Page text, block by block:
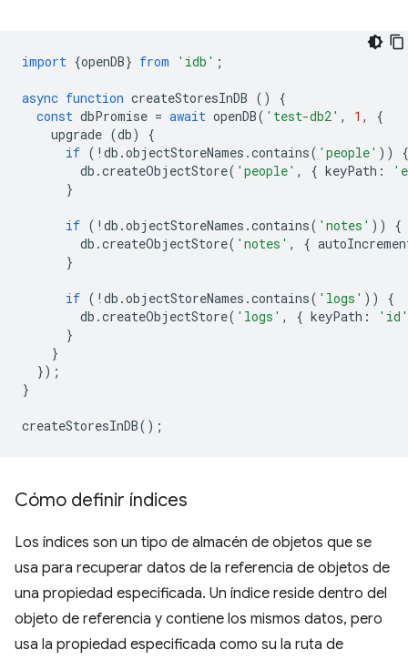
import {openDB} from 'idb' ;
async function createStoresInDB ()
{
const dbPromise = await openDB( 'test-db2' , 1 ,
{
upgrade (db)
{
if ( ! db .objectStoreNames .contains( 'people' ))
{
db .createObjectStore( 'people' , { keyPath :
}
if ( ! db .objectStoreNames .contains( 'notes' ))
{
db .createObjectStore( 'notes' , {
}
if ( ! db .objectStoreNames .contains( 'logs' ))
{
db .createObjectStore( 'logs' , { keyPath :
'id'
}
}
});
}
createStoresInDB();
Cómo definir índices
Los índices son un tipo de almacén de objetos que se
usa para recuperar datos de la referencia de objetos de
una propiedad especificada. Un índice reside dentro del
objeto de referencia y contiene los mismos datos, pero
usa la propiedad especificada como su la ruta de